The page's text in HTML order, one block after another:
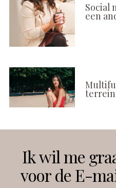
Social
een
terrein
Instagram
Ik wil me
voor de E-